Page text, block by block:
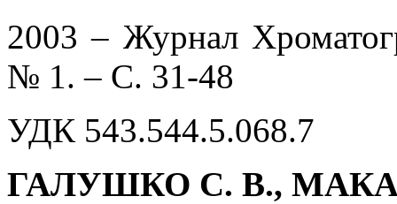
2003 – Журнал
№ 1.– С. 31-48
УДК 543.544.5.068.7
ГАЛУШКО С. В.,